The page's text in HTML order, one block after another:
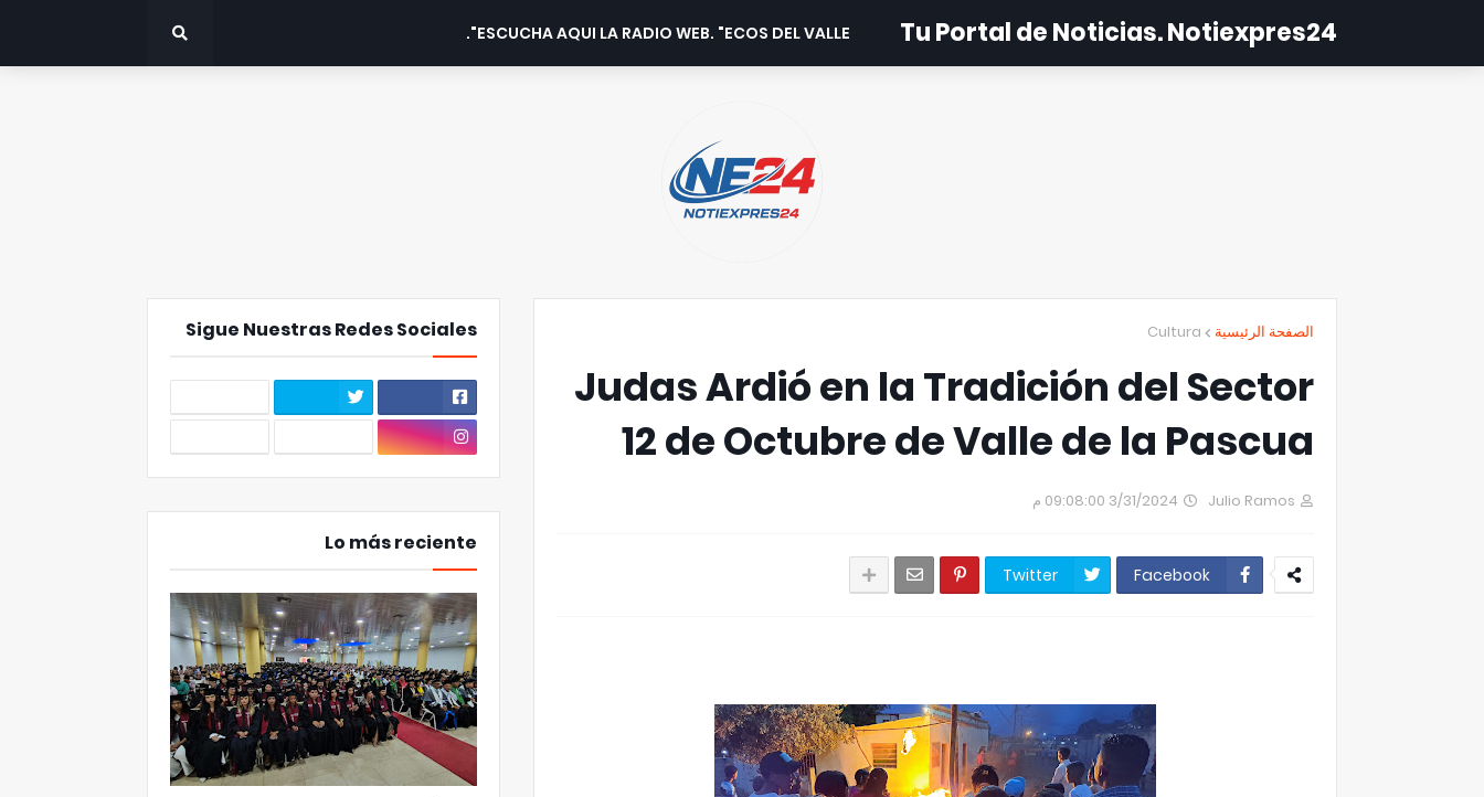
Tu Portal de Noticias. Notiexpres24
ESCUCHA AQUI LA RADIO WEB. "ECOS DEL VALLE".
الصفحة الرئيسية Cultura
Judas Ardió en la Tradición del Sector
12 de Octubre de Valle de la Pascua
Julio Ramos 3/31/2024 09:08:00 م
Facebook
Twitter
Sigue Nuestras Redes Sociales
Lo más reciente